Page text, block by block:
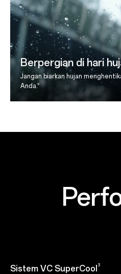
Berpergian di hari
Jangan biarkan hujan
Anda.9
Sistem VC SuperCool 3